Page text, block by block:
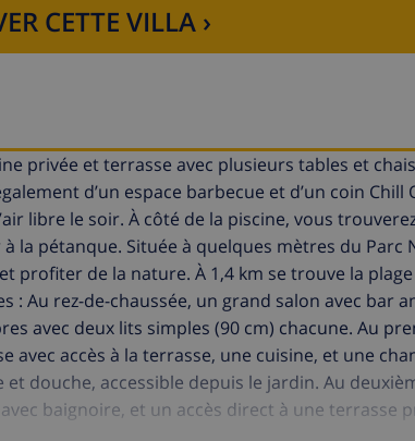
CETTE VILLA ›
privée et terrasse avec plusieurs tables et
d’un espace barbecue et d’un coin Chill
libre le soir. À côté de la piscine, vous
la pétanque. Située à quelques mètres du Parc
de la nature. À 1,4 km se trouve la plage
Au rez-de-chaussée, un grand salon avec bar
avec deux lits simples (90 cm) chacune. Au
avec accès à la terrasse, une cuisine, et une
douche, accessible depuis le jardin. Au
baignoire, et un accès direct à une terrasse